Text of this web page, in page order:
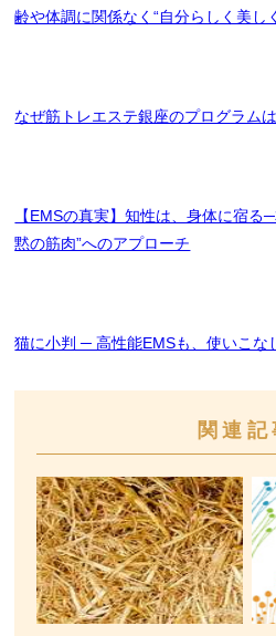
齢や体調に関係なく“自分らしく美し
なぜ筋トレエステ銀座のプログラム
【EMSの真実】知性は、身体に宿る
黙の筋肉”へのアプローチ
猫に小判 ─ 高性能EMSも、使いこな
関連記